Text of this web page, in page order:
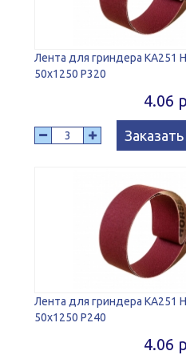
Лента для гриндера KA251
50х1250 Р320
4.06
Заказать
Лента для гриндера KA251
50х1250 Р240
4.06